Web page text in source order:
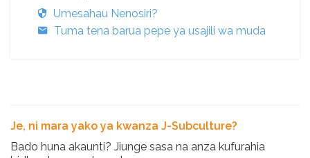
Umesahau Nenosiri?
Tuma tena barua pepe ya usajili wa muda
Je, ni mara yako ya kwanza J-Subculture?
Bado huna akaunti? Jiunge sasa na anza kufurahia